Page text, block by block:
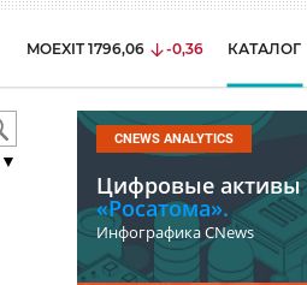
MOEXIT 1796,06 -0,36 КАТАЛОГ
▼
CNEWS ANALYTICS
Цифровые активы
«Росатома».
Инфографика CNews